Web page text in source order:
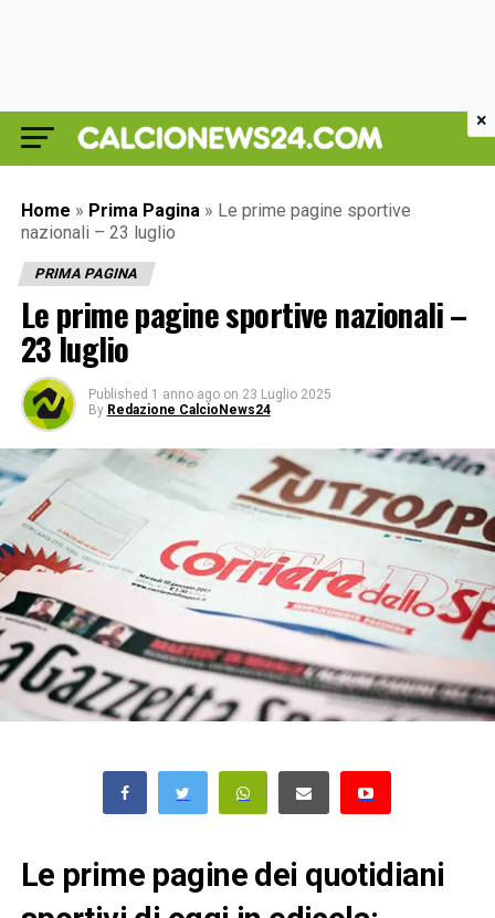
Home » Prima Pagina » Le prime pagine sportive
nazionali – 23 luglio
PRIMA PAGINA
Le prime pagine sportive nazionali –
23 luglio
Published 1 anno ago on 23 Luglio 2025
By Redazione CalcioNews24
Le prime pagine dei quotidiani
×